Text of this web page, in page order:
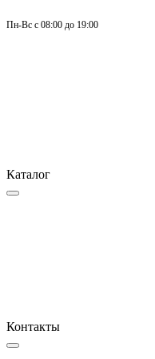
Пн-Вс с 08:00 до 19:00
Каталог
Контакты